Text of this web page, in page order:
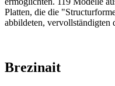
Platten, die die
abbildeten, vervollständigten
Brezinait